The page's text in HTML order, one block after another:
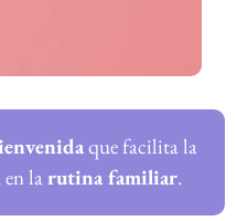
que facilita la
larutina familiar.